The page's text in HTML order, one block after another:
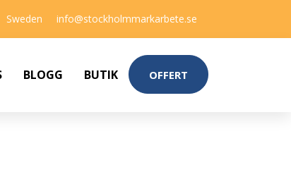
Sweden info@stockholmmarkarbete.se
BLOGG BUTIK OFFERT